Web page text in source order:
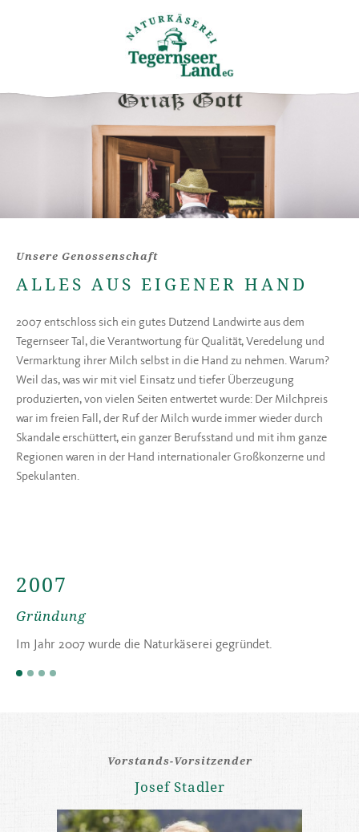
Unsere Genossenschaft
ALLES AUS EIGENER HAND
2007 entschloss sich ein gutes Dutzend Landwirte aus dem
Tegernseer Tal, die Verantwortung für Qualität, Veredelung und
Vermarktung ihrer Milch selbst in die Hand zu nehmen. Warum?
Weil das, was wir mit viel Einsatz und tiefer Überzeugung
produzierten, von vielen Seiten entwertet wurde: Der Milchpreis
war im freien Fall, der Ruf der Milch wurde immer wieder durch
Skandale erschüttert, ein ganzer Berufsstand und mit ihm ganze
Regionen waren in der Hand internationaler Großkonzerne und
Spekulanten.
2007
Gründung
Im Jahr 2007 wurde die Naturkäserei gegründet.
Vorstands-Vorsitzender
Josef Stadler